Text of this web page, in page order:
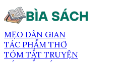
MẸO DÂN GIAN
TÁC PHẨM THƠ
TÓM TẮT TRUYỆN